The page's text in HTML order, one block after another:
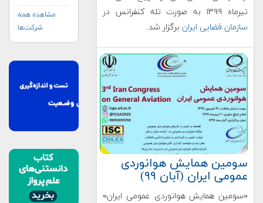
تیرماه ۱۳۹۹ به صورت تله کنفرانس در
سازمان فضایی ایران برگزار شد.
سومین همایش هوانوردی
عمومی ایران (آبان ۹۹)
«سومین همایش هوانوردی عمومی ایران»
مشاهده همه
شرکت‌ها